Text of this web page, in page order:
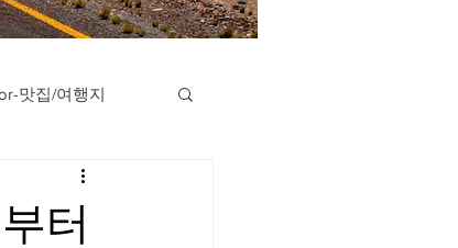
맛집/여행지
Austin-맛집/여행지
터